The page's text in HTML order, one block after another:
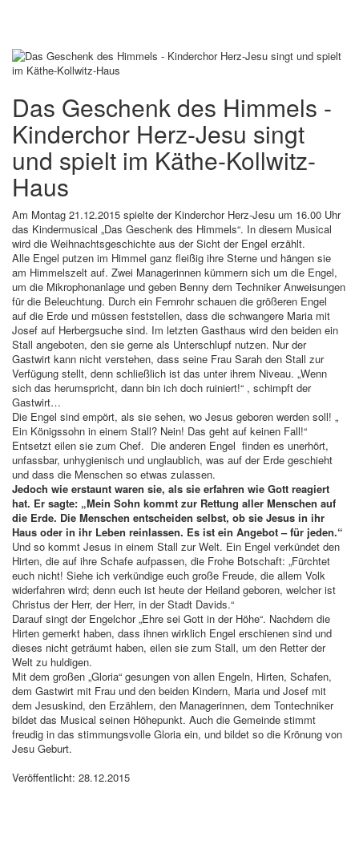
Das Geschenk des Himmels -
Kinderchor Herz-Jesu singt
und spielt im Käthe-Kollwitz-
Haus
Am Montag 21.12.2015 spielte der Kinderchor Herz-Jesu um 16.00 Uhr
das Kindermusical „Das Geschenk des Himmels“. In diesem Musical
wird die Weihnachtsgeschichte aus der Sicht der Engel erzählt.
Alle Engel putzen im Himmel ganz fleißig ihre Sterne und hängen sie
am Himmelszelt auf. Zwei Managerinnen kümmern sich um die Engel,
um die Mikrophonanlage und geben Benny dem Techniker Anweisungen
für die Beleuchtung. Durch ein Fernrohr schauen die größeren Engel
auf die Erde und müssen feststellen, dass die schwangere Maria mit
Josef auf Herbergsuche sind. Im letzten Gasthaus wird den beiden ein
Stall angeboten, den sie gerne als Unterschlupf nutzen. Nur der
Gastwirt kann nicht verstehen, dass seine Frau Sarah den Stall zur
Verfügung stellt, denn schließlich ist das unter ihrem Niveau. „Wenn
sich das herumspricht, dann bin ich doch ruiniert!“ , schimpft der
Gastwirt…
Die Engel sind empört, als sie sehen, wo Jesus geboren werden soll! „
Ein Königssohn in einem Stall? Nein! Das geht auf keinen Fall!“
Entsetzt eilen sie zum Chef. Die anderen Engel finden es unerhört,
unfassbar, unhygienisch und unglaublich, was auf der Erde geschieht
und dass die Menschen so etwas zulassen.
Jedoch wie erstaunt waren sie, als sie erfahren wie Gott reagiert
hat. Er sagte: „Mein Sohn kommt zur Rettung aller Menschen auf
die Erde. Die Menschen entscheiden selbst, ob sie Jesus in ihr
Haus oder in ihr Leben reinlassen. Es ist ein Angebot – für jeden.“
Und so kommt Jesus in einem Stall zur Welt. Ein Engel verkündet den
Hirten, die auf ihre Schafe aufpassen, die Frohe Botschaft: „Fürchtet
euch nicht! Siehe ich verkündige euch große Freude, die allem Volk
widerfahren wird; denn euch ist heute der Heiland geboren, welcher ist
Christus der Herr, der Herr, in der Stadt Davids.“
Darauf singt der Engelchor „Ehre sei Gott in der Höhe“. Nachdem die
Hirten gemerkt haben, dass ihnen wirklich Engel erschienen sind und
dieses nicht geträumt haben, eilen sie zum Stall, um den Retter der
Welt zu huldigen.
Mit dem großen „Gloria“ gesungen von allen Engeln, Hirten, Schafen,
dem Gastwirt mit Frau und den beiden Kindern, Maria und Josef mit
dem Jesuskind, den Erzählern, den Managerinnen, dem Tontechniker
bildet das Musical seinen Höhepunkt. Auch die Gemeinde stimmt
freudig in das stimmungsvolle Gloria ein, und bildet so die Krönung von
Jesu Geburt.
Veröffentlicht: 28.12.2015